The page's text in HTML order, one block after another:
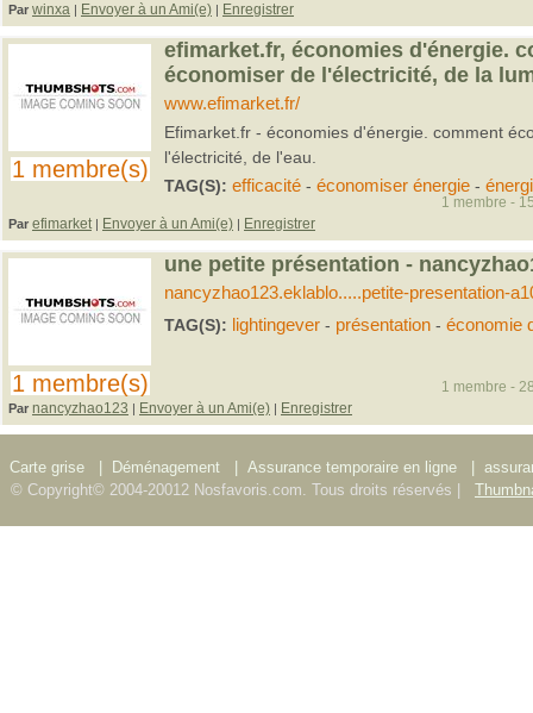
Par winxa | Envoyer à un Ami(e) | Enregistrer
1 membre(s)
efimarket.fr, économies d'énergie.
économiser de l'électricité, de la
www.efimarket.fr/
Efimarket.fr - économies d'énergie. comment
l'électricité, de l'eau.
TAG(S): efficacité- économiser énergie-
Par efimarket | Envoyer à un Ami(e) | Enregistrer
1 membre -
1 membre(s)
une petite présentation -
nancyzhao123.eklablo.....petite-presentation-
TAG(S): lightingever- présentation- économie
Par nancyzhao123 | Envoyer à un Ami(e) | Enregistrer
1 membre -
Carte grise Déménagement Assurance temporaire en ligne
© Copyright© 2004-20012 Nosfavoris.com. Tous droits réservés |